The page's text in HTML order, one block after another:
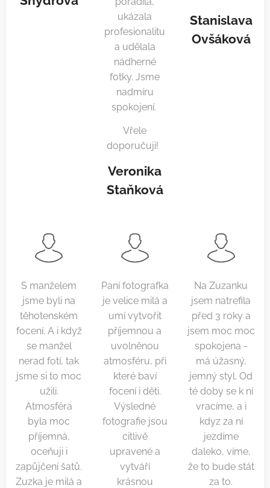
ukázala
profesionalitu
a udělala
nádherné
fotky. Jsme
nadmíru
spokojení.
Vřele
doporučuji!
Veronika
Staňková
Stanislava
Ovšáková
S manželem
jsme byli na
těhotenském
focení. A i když
se manžel
nerad fotí, tak
jsme si to moc
užili.
Atmosféra
byla moc
příjemná,
oceňuji i
zapůjčení šatů.
Zuzka je milá a
Paní fotografka
je velice milá a
umí vytvořit
příjemnou a
uvolněnou
atmosféru, při
které baví
focení i děti.
Výsledné
fotografie jsou
citlivě
upravené a
vytváří
krásnou
Na Zuzanku
jsem natrefila
před 3 roky a
jsem moc moc
spokojena -
má úžasný,
jemný styl. Od
té doby se k ní
vracíme, a i
kdyz za ní
jezdíme
daleko, víme,
že to bude stát
za to.